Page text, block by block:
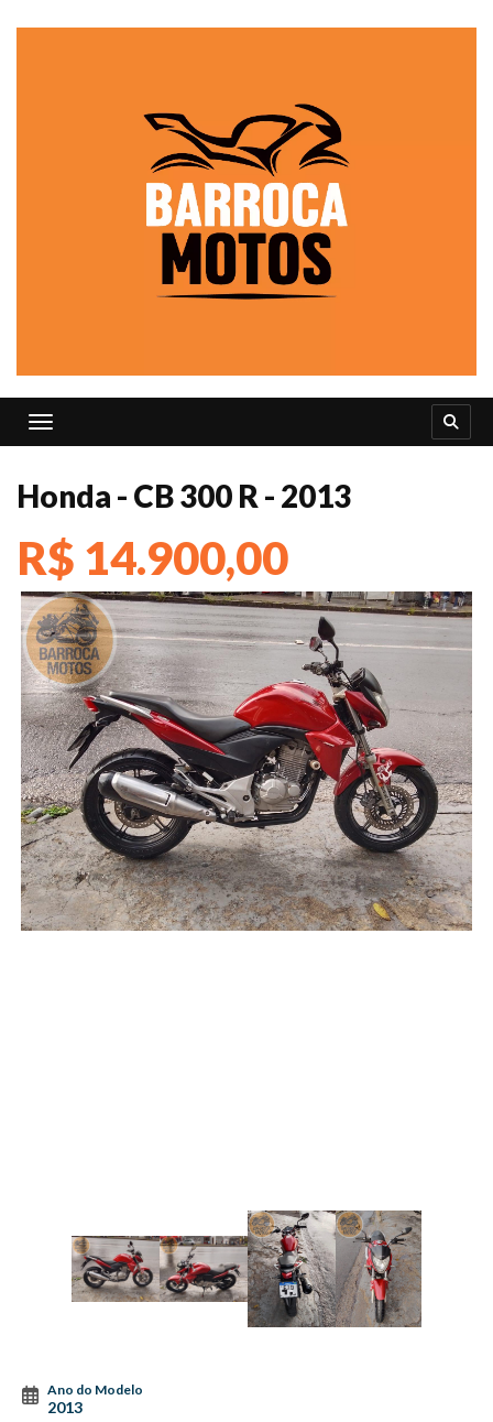
Toggle navigation
Honda - CB 300 R - 2013
R$ 14.900,00
Ano do Modelo
2013